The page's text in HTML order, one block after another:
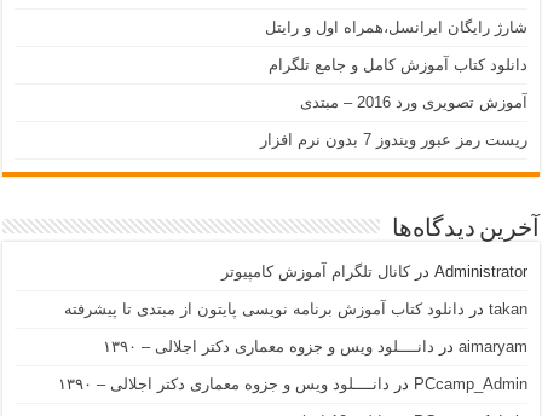
شارژ رایگان ایرانسل،همراه اول و رایتل
دانلود کتاب آموزش کامل و جامع تلگرام
آموزش تصویری ورد 2016 – مبتدی
ریست رمز عبور ویندوز 7 بدون نرم افزار
آخرین دیدگاه‌ها
Administrator درکانال تلگرام آموزش کامپیوتر
takan در دانلود کتاب آموزش برنامه نویسی پایتون از مبتدی تا پیشرفته
aimaryam در دانــــلود ویس و جزوه معماری دکتر اجلالی – ۱۳۹۰
PCcamp_Admin در دانــــلود ویس و جزوه معماری دکتر اجلالی – ۱۳۹۰